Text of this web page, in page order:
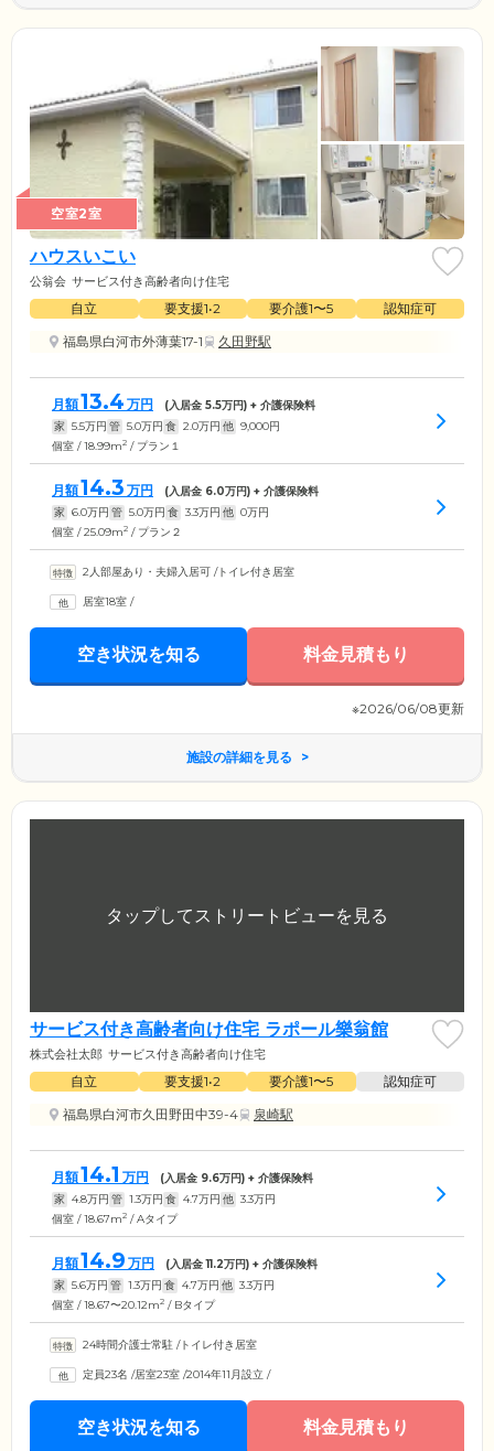
空室2室
ハウスいこい
公翁会 サービス付き高齢者向け住宅
自立 要支援1•2 要介護1〜5
認知症可
福島県白河市外薄葉17-1
久田野駅
月額13.4 万円 (入居金 5.5万円) + 介護保険料
家 5.5万円 管 5.0万円 食 2.0万円 他 9,000円
個室 / 18.99m2 / プラン１
月額14.3 万円 (入居金 6.0万円) + 介護保険料
家 6.0万円 管 5.0万円 食 3.3万円 他 0万円
個室 / 25.09m2 / プラン２
2人部屋あり・夫婦入居可 /トイレ付き居室
居室18室 /
空き状況を知る 料金見積もり
※2026/06/08更新
施設の詳細を見る
サービス付き高齢者向け住宅 ラポール樂翁館
株式会社太郎 サービス付き高齢者向け住宅
自立 要支援1•2 要介護1〜5
認知症可
福島県白河市久田野田中39-4
泉崎駅
月額14.1 万円 (入居金 9.6万円) + 介護保険料
家 4.8万円 管 1.3万円 食 4.7万円 他 3.3万円
個室 / 18.67m2 / Aタイプ
月額14.9 万円 (入居金11.2万円) + 介護保険料
家 5.6万円 管 1.3万円 食 4.7万円 他 3.3万円
個室 / 18.67〜20.12m2 / Bタイプ
24時間介護士常駐 /トイレ付き居室
定員23名 /居室23室 /2014年11月設立 /
空き状況を知る 料金見積もり